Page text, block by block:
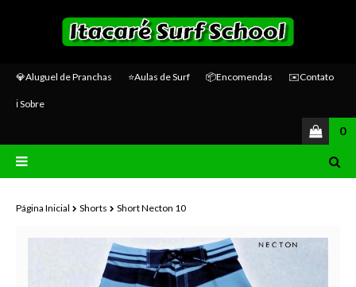
💎Aluguel de Pranchas ⭐Aulas de Surf 📦Encomendas ✉️Contato
ℹ️ Sobre
0
Página Inicial Shorts Short Necton 10